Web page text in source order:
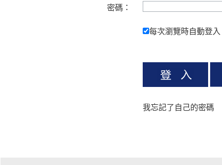
密碼：
每次瀏覽時自動登入
我忘記了自己的密碼